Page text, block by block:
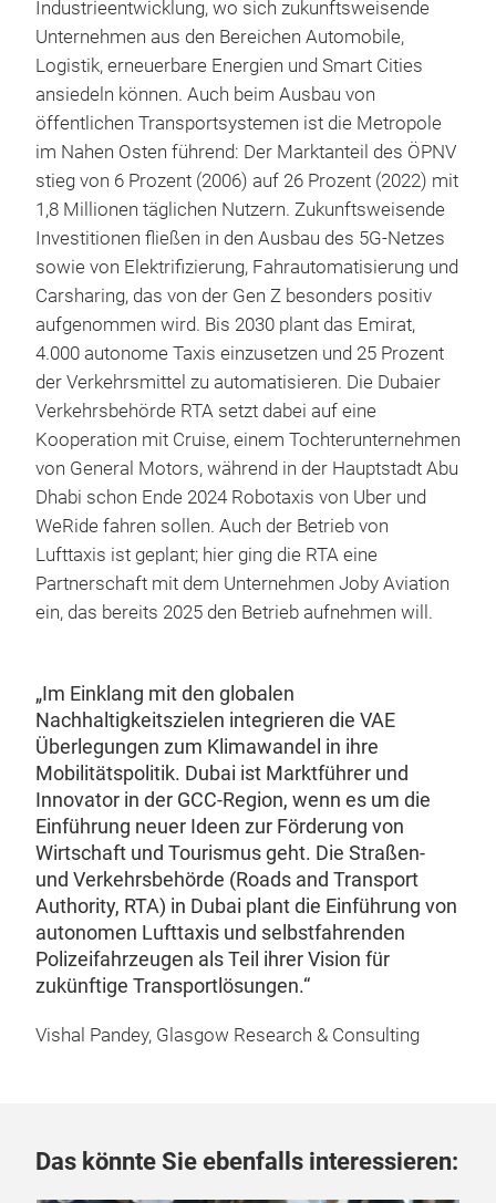
Industrieentwicklung, wo sich zukunftsweisende
Unternehmen aus den Bereichen Automobile,
Logistik, erneuerbare Energien und Smart Cities
ansiedeln können. Auch beim Ausbau von
öffentlichen Transportsystemen ist die Metropole
im Nahen Osten führend: Der Marktanteil des ÖPNV
stieg von 6 Prozent (2006) auf 26 Prozent (2022) mit
1,8 Millionen täglichen Nutzern. Zukunftsweisende
Investitionen fließen in den Ausbau des 5G-Netzes
sowie von Elektrifizierung, Fahrautomatisierung und
Carsharing, das von der Gen Z besonders positiv
aufgenommen wird. Bis 2030 plant das Emirat,
4.000 autonome Taxis einzusetzen und 25 Prozent
der Verkehrsmittel zu automatisieren. Die Dubaier
Verkehrsbehörde RTA setzt dabei auf eine
Kooperation mit Cruise, einem Tochterunternehmen
von General Motors, während in der Hauptstadt Abu
Dhabi schon Ende 2024 Robotaxis von Uber und
WeRide fahren sollen. Auch der Betrieb von
Lufttaxis ist geplant; hier ging die RTA eine
Partnerschaft mit dem Unternehmen Joby Aviation
ein, das bereits 2025 den Betrieb aufnehmen will.
„Im Einklang mit den globalen
Nachhaltigkeitszielen integrieren die VAE
Überlegungen zum Klimawandel in ihre
Mobilitätspolitik. Dubai ist Marktführer und
Innovator in der GCC-Region, wenn es um die
Einführung neuer Ideen zur Förderung von
Wirtschaft und Tourismus geht. Die Straßen-
und Verkehrsbehörde (Roads and Transport
Authority, RTA) in Dubai plant die Einführung von
autonomen Lufttaxis und selbstfahrenden
Polizeifahrzeugen als Teil ihrer Vision für
zukünftige Transportlösungen.“
Vishal Pandey, Glasgow Research & Consulting
Das könnte Sie ebenfalls interessieren: